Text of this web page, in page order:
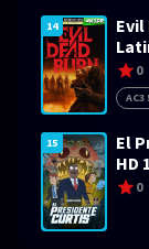
14
Evil
0
AC3
15
El
HD
0